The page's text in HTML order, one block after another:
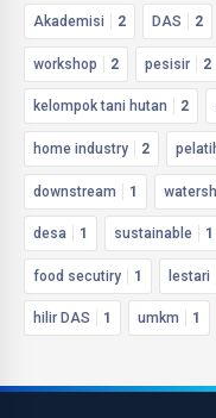
Akademisi 2 DAS 2
workshop 2 pesisir 2
kelompok tani hutan 2
home industry 2
downstream 1
desa 1 sustainable 1
food secutiry 1 lestari
hilir DAS 1 umkm 1